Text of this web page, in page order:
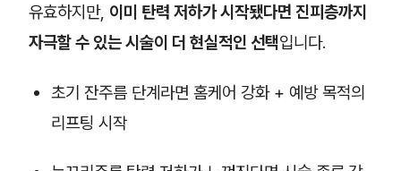
유효하지만, 이미 탄력 저하가 시작됐다면 진피층까지
자극할 수 있는 시술이 더 현실적인 선택입니다.
초기 잔주름 단계라면 홈케어 강화 + 예방 목적의
리프팅 시작